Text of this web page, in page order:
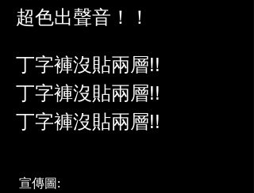
超色出聲音！！
丁字褲沒貼兩層!!
丁字褲沒貼兩層!!
丁字褲沒貼兩層!!
宣傳圖: